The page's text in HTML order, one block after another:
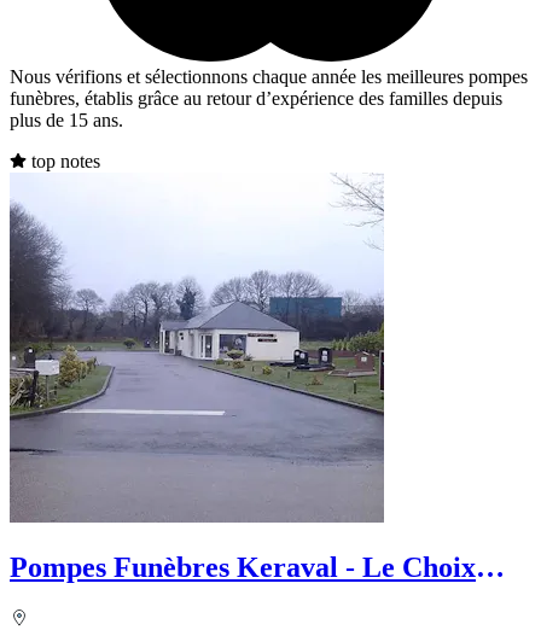
Nous vérifions et sélectionnons chaque année les meilleures pompes
funèbres, établis grâce au retour d’expérience des familles depuis
plus de 15 ans.
top notes
Pompes Funèbres Keraval - Le Choix